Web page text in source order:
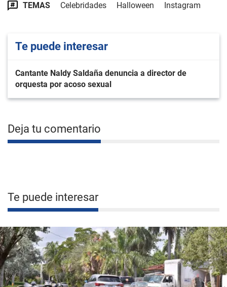
TEMAS Celebridades Halloween Instagram
Te puede interesar
Cantante Naldy Saldaña denuncia a director de
orquesta por acoso sexual
Deja tu comentario
Te puede interesar